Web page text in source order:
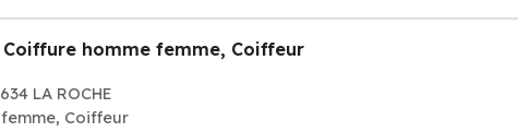
Coiffure homme femme, Coiffeur
LA ROCHE
Coiffeur